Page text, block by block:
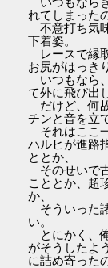
れてしまった
不意打ち気
下着姿。
レースで縁
お尻がはっき
いつもなら
て外に飛び出
だけど、何
チンと音を立
それはここ
ハルヒが進路
ととか、
そのせいで
こととか、超
か、
そういった
い。
とにかく、
がそうしたよ
に詰め寄った